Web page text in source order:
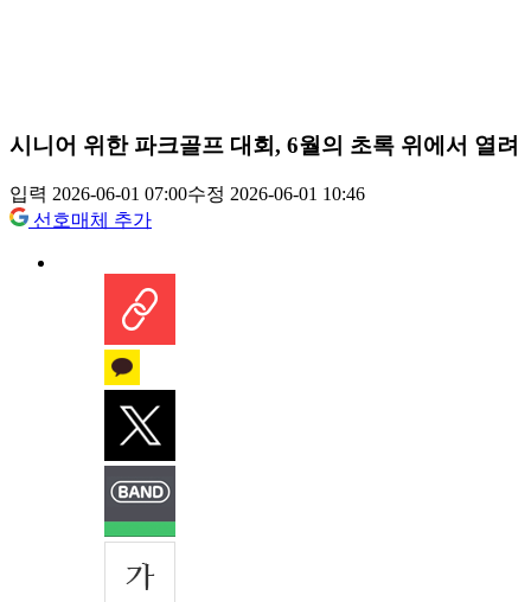
시니어 위한 파크골프 대회, 6월의 초록 위에서 열려
입력 2026-06-01 07:00수정 2026-06-01 10:46
선호매체 추가